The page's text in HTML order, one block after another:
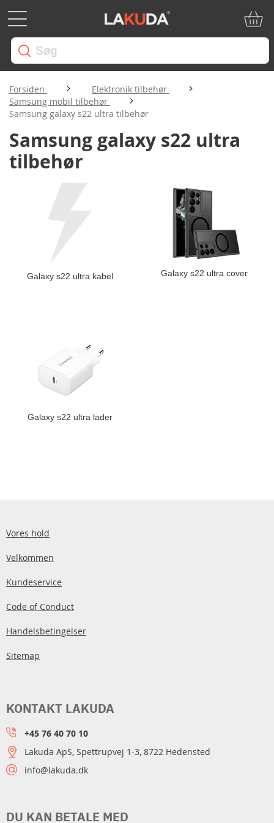
Forsiden
Elektronik tilbehør
Samsung mobil tilbehør
Samsung galaxy s22 ultra tilbehør
Samsung galaxy s22 ultra
tilbehør
Galaxy s22 ultra kabel Galaxy s22 ultra cover
Galaxy s22 ultra lader
Vores hold
Velkommen
Kundeservice
Code of Conduct
Handelsbetingelser
Sitemap
DU KAN BETALE MED
KONTAKT LAKUDA
+45 76 40 70 10
Lakuda ApS, Spettrupvej 1-3, 8722 Hedensted
info@lakuda.dk